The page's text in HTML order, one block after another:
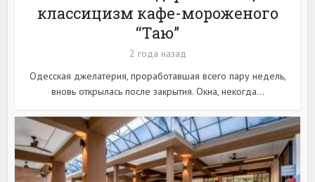
классицизм кафе-мороженого
“Таю”
2 года назад
Одесская джелатерия, проработавшая всего пару недель,
вновь открылась после закрытия. Окна, некогда...